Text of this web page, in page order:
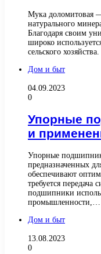
Мука доломитовая
натурального
Благодаря своим
широко
сельского
Дом и быт
04.09.2023
0
Упорные
и
Упорные
предназначенных
обеспечивают
требуется
подшипники
промышленности,…
Дом и быт
13.08.2023
0